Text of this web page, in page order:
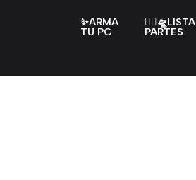
✨ARMA
TU PC
👇🏻🛸LISTA
PARTES